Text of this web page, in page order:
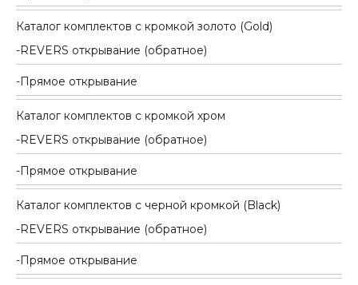
Каталог комплектов c кромкой золото (Gold)
REVERS открывание (обратное)
Прямое открывание
Каталог комплектов c кромкой хром
REVERS открывание (обратное)
Прямое открывание
Каталог комплектов c черной кромкой (Black)
REVERS открывание (обратное)
Прямое открывание